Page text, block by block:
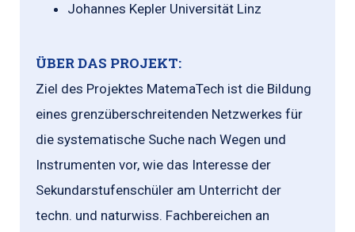
Johannes Kepler Universität Linz
ÜBER DAS PROJEKT:
Ziel des Projektes MatemaTech ist die Bildung
eines grenzüberschreitenden Netzwerkes für
die systematische Suche nach Wegen und
Instrumenten vor, wie das Interesse der
Sekundarstufenschüler am Unterricht der
techn. und naturwiss. Fachbereichen an